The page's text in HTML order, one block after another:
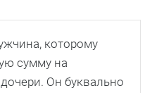
которому
сумму на
Он буквально